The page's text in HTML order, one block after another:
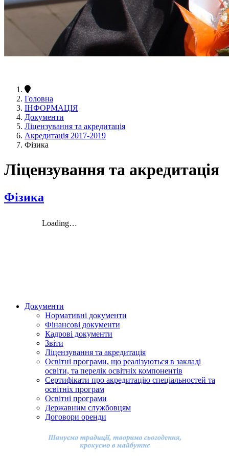
Головна
ІНФОРМАЦІЯ
Документи
Ліцензування та акредитація
Акредитація 2017-2019
Фізика
Ліцензування та акредитація
Фізика
Документи
Нормативні документи
Фінансові документи
Кадрові документи
Звіти
Ліцензування та акредитація
Освітні програми, що реалізуються в закладі
освіти, та перелік освітніх компонентів
Сертифікати про акредитацію спеціальностей та
освітніх програм
Освітні програми
Державним службовцям
Договори оренди